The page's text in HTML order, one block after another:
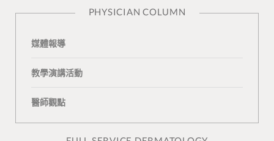
PHYSICIAN COLUMN
媒體報導
教學演講活動
醫師觀點